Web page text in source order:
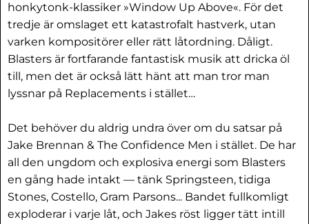
honkytonk-klassiker »Window Up Above«. För det
tredje är omslaget ett katastrofalt hastverk, utan
varken kompositörer eller rätt låtordning. Dåligt.
Blasters är fortfarande fantastisk musik att dricka öl
till, men det är också lätt hänt att man tror man
lyssnar på Replacements i stället…
Det behöver du aldrig undra över om du satsar på
Jake Brennan & The Confidence Men i stället. De har
all den ungdom och explosiva energi som Blasters
en gång hade intakt — tänk Springsteen, tidiga
Stones, Costello, Gram Parsons... Bandet fullkomligt
exploderar i varje låt, och Jakes röst ligger tätt intill